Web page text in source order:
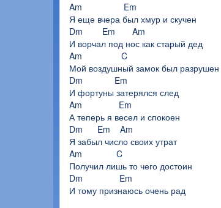
Am Em
Я еще вчера был хмур и скучен
Dm Em Am
И ворчал под нос как старый дед
Am C
Мой воздушный замок был разрушен
Dm Em
И фортуны затерялся след
Am Em
А теперь я весел и спокоен
Dm Em Am
Я забыл число своих утрат
Am C
Получил лишь то чего достоин
Dm Em
И тому признаюсь очень рад